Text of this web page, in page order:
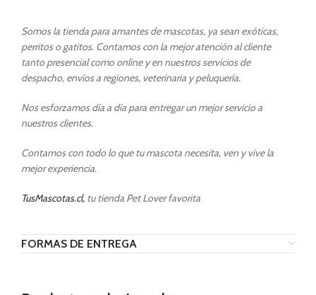
Somos la tienda para amantes de mascotas, ya sean exóticas,
perritos o gatitos. Contamos con la mejor atención al cliente
tanto presencial como online y en nuestros servicios de
despacho, envíos a regiones, veterinaria y peluquería.
Nos esforzamos día a día para entregar un mejor servicio a
nuestros clientes.
Contamos con todo lo que tu mascota necesita, ven y vive la
mejor experiencia.
TusMascotas.cl, tu tienda Pet Lover favorita
FORMAS DE ENTREGA